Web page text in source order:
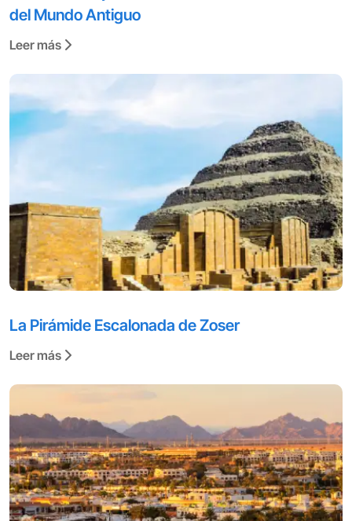
del Mundo Antiguo
Leer más
La Pirámide Escalonada de Zoser
Leer más